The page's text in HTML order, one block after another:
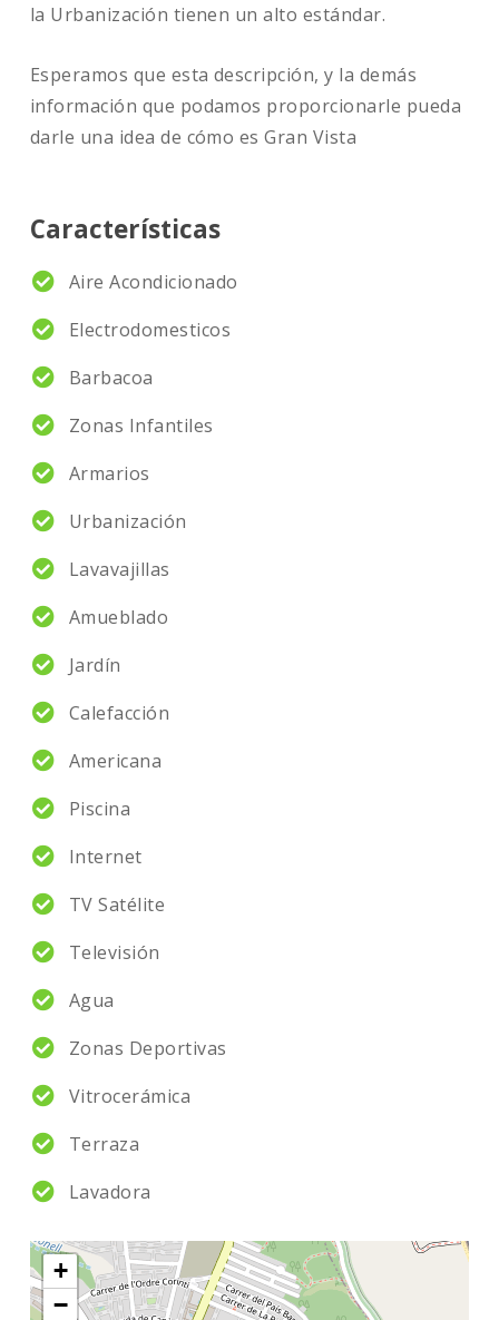
la Urbanización tienen un alto estándar.
Esperamos que esta descripción, y la demás
información que podamos proporcionarle pueda
darle una idea de cómo es Gran Vista
Características
Aire Acondicionado
Electrodomesticos
Barbacoa
Zonas Infantiles
Armarios
Urbanización
Lavavajillas
Amueblado
Jardín
Calefacción
Americana
Piscina
Internet
TV Satélite
Televisión
Agua
Zonas Deportivas
Vitrocerámica
Terraza
Lavadora
+
−